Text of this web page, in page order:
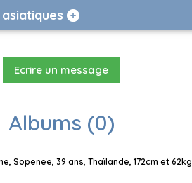
Ecrire un message
Albums (0)
Sopenee, 39 ans, Thaïlande, 172cm et 62kg